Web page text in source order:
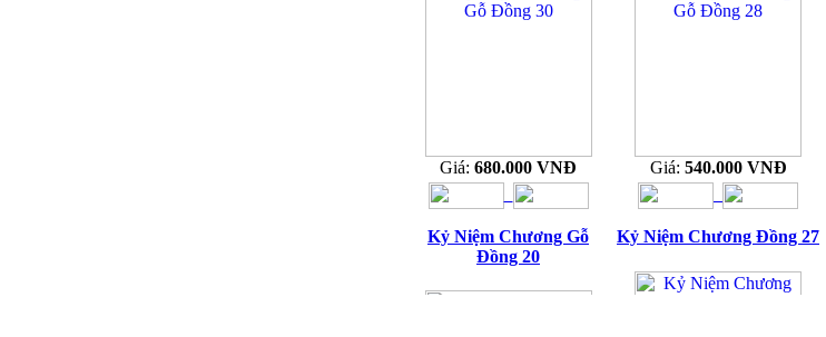
Giá: 680.000 VNĐ Giá: 540.000 VNĐ
Kỷ Niệm Chương Gỗ
Đồng 20
Kỷ Niệm Chương Đồng 27